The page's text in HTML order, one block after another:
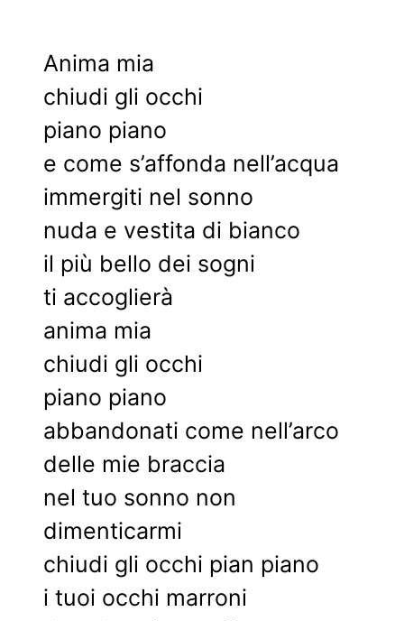
Anima mia
chiudi gli occhi
piano piano
e come s’affonda nell’acqua
immergiti nel sonno
nuda e vestita di bianco
il più bello dei sogni
ti accoglierà
anima mia
chiudi gli occhi
piano piano
abbandonati come nell’arco
delle mie braccia
nel tuo sonno non
dimenticarmi
chiudi gli occhi pian piano
i tuoi occhi marroni